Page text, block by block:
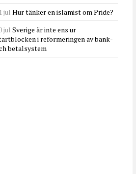
jul Hur tänker en islamist om Pride?
jul Sverige är inte ens ur
i reformeringen av bank-
betalsystem